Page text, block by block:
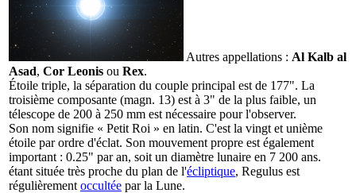
Autres appellations : Al Kalb al
Asad, Cor Leonis ou Rex.
Étoile triple, la séparation du couple principal est de 177". La
troisième composante (magn. 13) est à 3" de la plus faible, un
télescope de 200 à 250 mm est nécessaire pour l'observer.
Son nom signifie « Petit Roi » en latin. C'est la vingt et unième
étoile par ordre d'éclat. Son mouvement propre est également
important : 0.25" par an, soit un diamètre lunaire en 7 200 ans.
étant située très proche du plan de l'écliptique, Regulus est
régulièrement occultée par la Lune.